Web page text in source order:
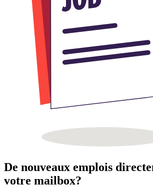
De nouveaux emplois
votre mailbox?